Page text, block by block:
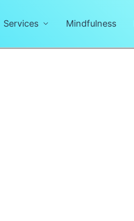
Services Mindfulness